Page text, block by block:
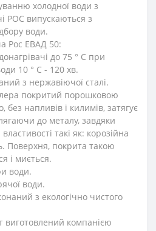
холодної води з
РОС випускаються з
води.
Рос ЕВАД 50:
до 75 ° C при
10 ° C - 120 хв.
з нержавіючої сталі.
покритий порошковою
напливів і килимів, затягує
до металу, завдяки
такі як: корозійна
Поверхня, покрита такою
і миється.
води.
води.
з екологічно чистого
виготовлений компанією